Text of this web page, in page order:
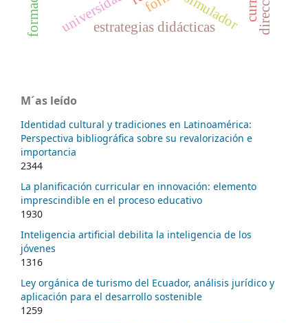
simulador
estrategias didácticas
M´as leído
Identidad cultural y tradiciones en Latinoamérica:
Perspectiva bibliográfica sobre su revalorización e
importancia
2344
La planificación curricular en innovación: elemento
imprescindible en el proceso educativo
1930
Inteligencia artificial debilita la inteligencia de los
jóvenes
1316
Ley orgánica de turismo del Ecuador, análisis jurídico y
aplicación para el desarrollo sostenible
1259